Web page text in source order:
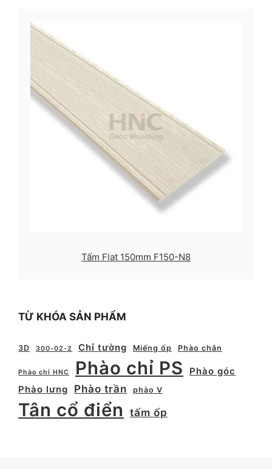
Tấm Flat 150mm F150-N8
TỪ KHÓA SẢN PHẨM
3D 300-02-2 Chỉ tường Miếng ốp Phào chân
Phào chỉ HNC Phào chỉ PS
Phào góc
Phào lưng
Phào trần phào V
Tân cổ điển tấm ốp